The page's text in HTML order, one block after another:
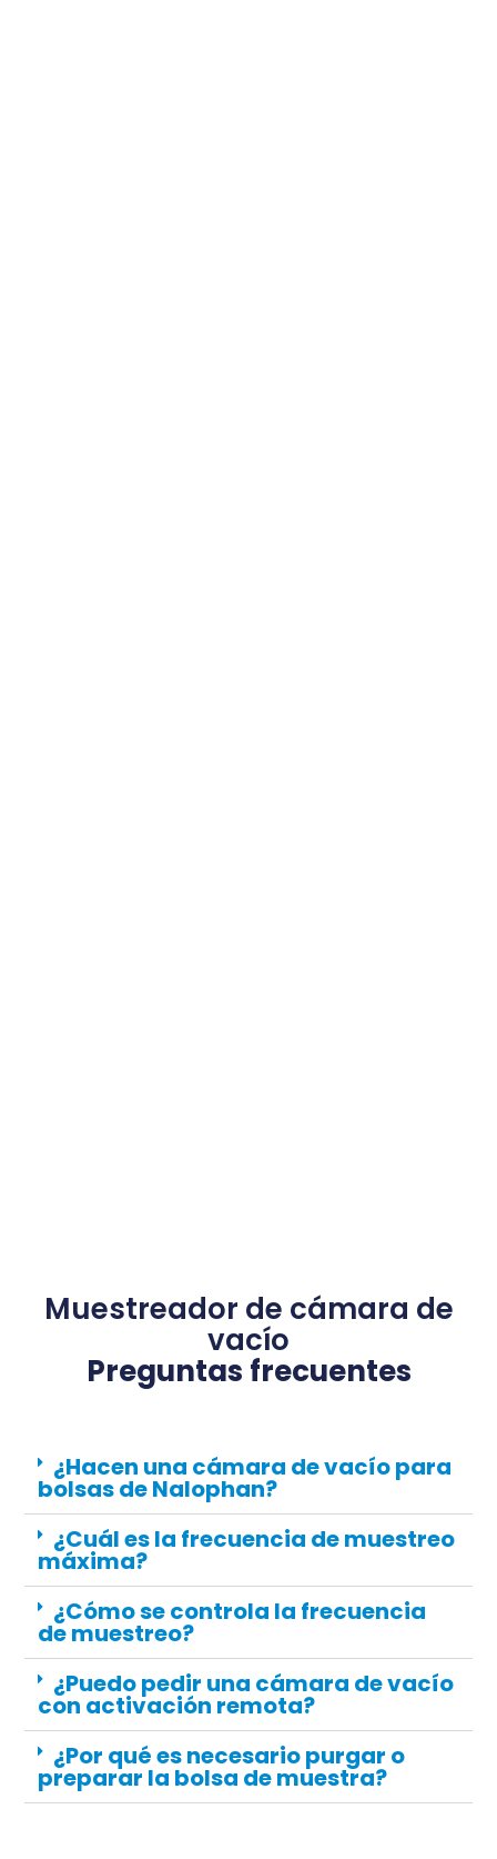
Muestreador de cámara de
vacío
Preguntas frecuentes
¿Hacen una cámara de vacío para
bolsas de Nalophan?
¿Cuál es la frecuencia de muestreo
máxima?
¿Cómo se controla la frecuencia
de muestreo?
¿Puedo pedir una cámara de vacío
con activación remota?
¿Por qué es necesario purgar o
preparar la bolsa de muestra?